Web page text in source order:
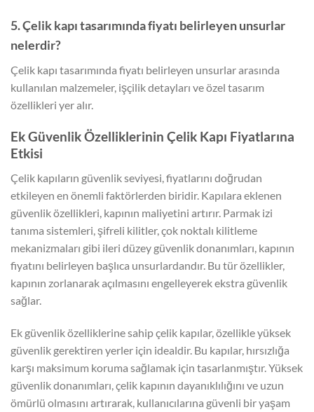
5. Çelik kapı tasarımında fiyatı belirleyen unsurlar
nelerdir?
Çelik kapı tasarımında fiyatı belirleyen unsurlar arasında
kullanılan malzemeler, işçilik detayları ve özel tasarım
özellikleri yer alır.
Ek Güvenlik Özelliklerinin Çelik Kapı Fiyatlarına
Etkisi
Çelik kapıların güvenlik seviyesi, fiyatlarını doğrudan
etkileyen en önemli faktörlerden biridir. Kapılara eklenen
güvenlik özellikleri, kapının maliyetini artırır. Parmak izi
tanıma sistemleri, şifreli kilitler, çok noktalı kilitleme
mekanizmaları gibi ileri düzey güvenlik donanımları, kapının
fiyatını belirleyen başlıca unsurlardandır. Bu tür özellikler,
kapının zorlanarak açılmasını engelleyerek ekstra güvenlik
sağlar.
Ek güvenlik özelliklerine sahip çelik kapılar, özellikle yüksek
güvenlik gerektiren yerler için idealdir. Bu kapılar, hırsızlığa
karşı maksimum koruma sağlamak için tasarlanmıştır. Yüksek
güvenlik donanımları, çelik kapının dayanıklılığını ve uzun
ömürlü olmasını artırarak, kullanıcılarına güvenli bir yaşam